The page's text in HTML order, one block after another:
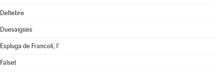
Deltebre
Duesaigües
Espluga de Francolí, l'
Falset